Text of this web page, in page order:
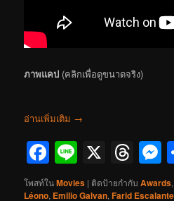
ภาพแคป (คลิกเพื่อดูขนาดจริง)
อ่านเพิ่มเติม →
Facebook
Line
X
โพสท์ในMovies | ติดป้ายกำกับ Awards
Léono, Emilio Galvan,Farid